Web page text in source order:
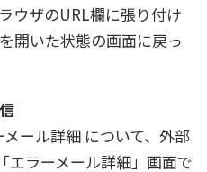
ウザのURL欄に張り付け
開いた状態の画面に戻っ
ール詳細 について、外部
エラーメール詳細」画面で